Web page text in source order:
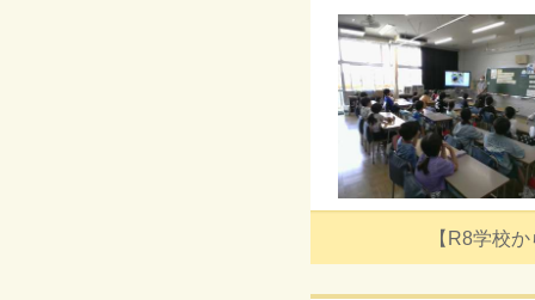
【R8学校